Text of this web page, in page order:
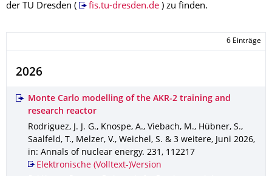
der TU Dresden (
fis.tu-dresden.de) zu finden.
6 Einträge
2026
Monte Carlo modelling of the AKR-2 training and
research reactor
Rodriguez, J. J. G., Knospe, A., Viebach, M., Hübner, S.,
Saalfeld, T., Melzer, V., Weichel, S. & 3 weitere, Juni 2026,
in: Annals of nuclear energy. 231 , 112217
Elektronische (Volltext-)Version